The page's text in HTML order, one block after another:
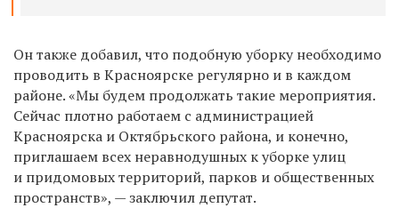
Он также добавил, что подобную уборку необходимо
проводить в Красноярске регулярно и в каждом
районе. «Мы будем продолжать такие мероприятия.
Сейчас плотно работаем с администрацией
Красноярска и Октябрьского района, и конечно,
приглашаем всех неравнодушных к уборке улиц
и придомовых территорий, парков и общественных
пространств», — заключил депутат.